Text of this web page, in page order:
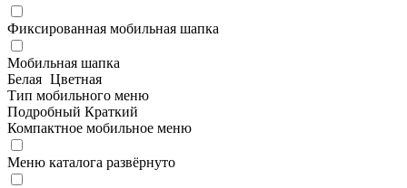
Фиксированная мобильная шапка
Мобильная шапка
Белая Цветная
Тип мобильного меню
Подробный Краткий
Компактное мобильное меню
Меню каталога развёрнуто